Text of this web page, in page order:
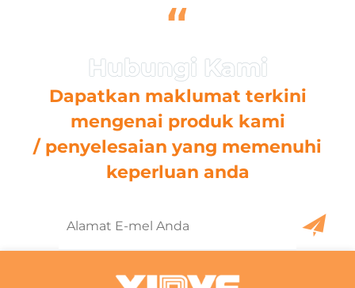
“
Dapatkan maklumat terkini
mengenai produk kami
/ penyelesaian yang memenuhi
keperluan anda